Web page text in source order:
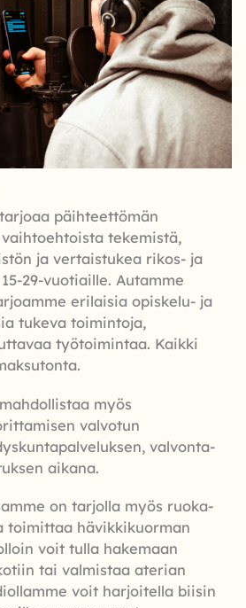
päihteettömän
tekemistä,
ja vertaistukea rikos- ja
29-vuotiaille. Autamme
erilaisia opiskelu- ja
tukeva toimintoja,
työtoimintaa. Kaikki
myös
valvotun
valvonta-
aikana.
on tarjolla myös ruoka-
toimittaa hävikkikuorman
voit tulla hakemaan
tai valmistaa aterian
voit harjoitella biisin